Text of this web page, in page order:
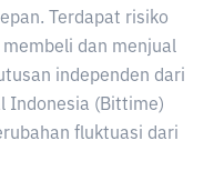
Terdapat risiko
dan menjual
independen dari
Indonesia (Bittime)
fluktuasi dari